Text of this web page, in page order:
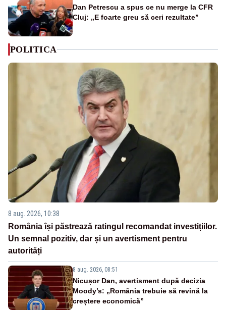
Dan Petrescu a spus ce nu merge la CFR
Cluj: „E foarte greu să ceri rezultate”
POLITICA
8 aug. 2026, 10:38
România își păstrează ratingul recomandat investițiilor.
Un semnal pozitiv, dar și un avertisment pentru
autorități
8 aug. 2026, 08:51
Nicușor Dan, avertisment după decizia
Moody’s: „România trebuie să revină la
creștere economică”